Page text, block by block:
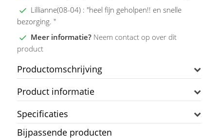
Lillianne(08-04) : "heel fijn geholpen!! en snelle
bezorging. "
Meer informatie? Neem contact op over dit
product
Productomschrijving
Product informatie
Specificaties
Bijpassende producten